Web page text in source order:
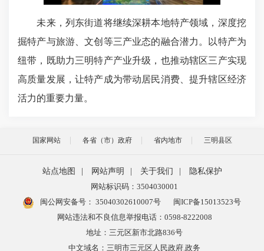
未来，列东街道将继续深耕本地特产领域，深度挖
掘特产与旅游、文创等三产业态的融合潜力。以特产为
纽带，既助力三明特产产业升级，也推动辖区三产实现
高质量发展，让特产成为带动居民消费、提升辖区经济
活力的重要力量。
国家网站 各省（市）政府 省内地市 三明县区
站点地图 网站声明 关于我们
隐私保护
网站标识码：3504030001
闽公网安备号： 35040302610007号
闽ICP备15013523号
网站违法和不良信息举报电话：0598-8222008
地址：三元区新市北路836号
中文域名：三明市三元区人民政府.政务